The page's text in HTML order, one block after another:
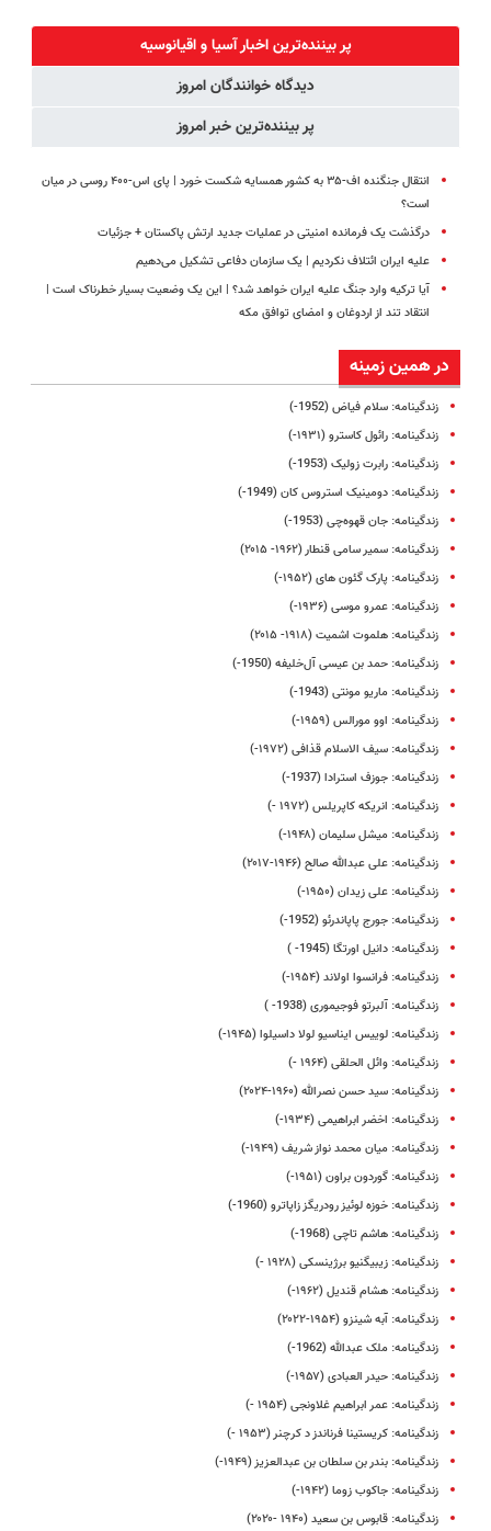
برگردون
(40%off)
◗پرسش‌نامه◖
پر بیننده‌ترین اخبار آسیا و اقیانوسیه
دیدگاه خوانندگان امروز
پر بیننده‌ترین خبر امروز
انتقال جنگنده اف-۳۵ به کشور همسایه شکست خورد | پای اس‑۴۰۰ روسی در میان
است؟
درگذشت یک فرمانده امنیتی در عملیات جدید ارتش پاکستان + جزئیات
علیه ایران ائتلاف نکردیم | یک سازمان دفاعی تشکیل می‌دهیم
آیا ترکیه وارد جنگ علیه ایران خواهد شد؟ | این یک وضعیت بسیار خطرناک است |
انتقاد تند از اردوغان و امضای توافق مکه
در همین زمینه
زندگینامه: سلام فیاض (1952-)
زندگینامه: رائول کاسترو (۱۹۳۱-)
زندگینامه: رابرت‌ زولیک‌ (1953-)
زندگینامه: دومینیک استروس کان (1949-)
زندگینامه: جان قهوه‌چی (1953-)
زندگینامه: سمیر سامی قنطار (۱۹۶۲- ۲۰۱۵)
زندگینامه: پارک گئون‌ های (۱۹۵۲-)
زندگینامه: عمرو موسی (۱۹۳۶-)
زندگینامه: هلموت اشمیت (۱۹۱۸- ۲۰۱۵)
زندگینامه: حمد بن عیسی آل‌خلیفه (1950-)
زندگینامه: ماریو مونتی (1943-)
زندگینامه: اوو مورالس (۱۹۵۹-)
زندگینامه: سیف الاسلام قذافی (۱۹۷۲-)
زندگینامه: جوزف استرادا (1937-)
زندگینامه: انریکه کاپریلس (۱۹۷۲ -)
زندگینامه: میشل سلیمان (۱۹۴۸-)
زندگینامه: علی عبدالله صالح (۱۹۴۶-۲۰۱۷)
زندگینامه: علی زیدان (۱۹۵۰-)
زندگینامه: جورج پاپاندرئو (1952-)
زندگینامه: دانیل اورتگا (1945- )
زندگینامه: فرانسوا اولاند (۱۹۵۴-)
زندگینامه: آلبرتو فوجیموری (1938- )
زندگینامه: لوییس ایناسیو لولا داسیلوا (۱۹۴۵-)
زندگینامه: وائل الحلقی (۱۹۶۴ -)
زندگینامه: سید حسن نصرالله (۱۹۶۰-۲۰۲۴)
زندگینامه: اخضر ابراهیمی (۱۹۳۴-)
زندگینامه: میان محمد نواز شریف (۱۹۴۹-)
زندگینامه: گوردون براون (۱۹۵۱-)
زندگینامه: خوزه لوئیز رودریگز زاپاترو (1960-)
زندگینامه: هاشم تاچی (1968-)
زندگینامه: زیبیگنیو برژینسکی (۱۹۲۸ -)
زندگینامه: هشام قندیل (۱۹۶۲-)
زندگینامه: آبه شینزو (۱۹۵۴-۲۰۲۲)
زندگینامه: ملک عبدالله (1962-)
زندگینامه: حیدر العبادی (۱۹۵۷-)
زندگینامه: عمر ابراهیم غلاونجی (۱۹۵۴ -)
زندگینامه: کریستینا فرناندز د کرچنر (۱۹۵۳ -)
زندگینامه: بندر بن سلطان بن عبدالعزیز (۱۹۴۹-)
زندگینامه: جاکوب زوما (۱۹۴۲-)
زندگینامه: قابوس بن سعید (۱۹۴۰ -۲۰۲۰)